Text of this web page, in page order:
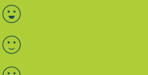
Bewertung auswählen